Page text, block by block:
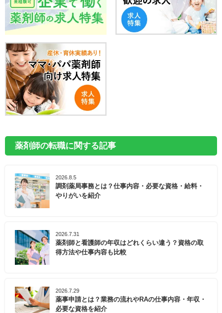
薬剤師の転職に関する記事
2026.8.5
調剤薬局事務とは？仕事内容・必要な資格・給料・
やりがいを紹介
2026.7.31
薬剤師と看護師の年収はどれくらい違う？資格の取
得方法や仕事内容も比較
2026.7.29
薬事申請とは？業務の流れやRAの仕事内容・年収・
必要な資格を紹介